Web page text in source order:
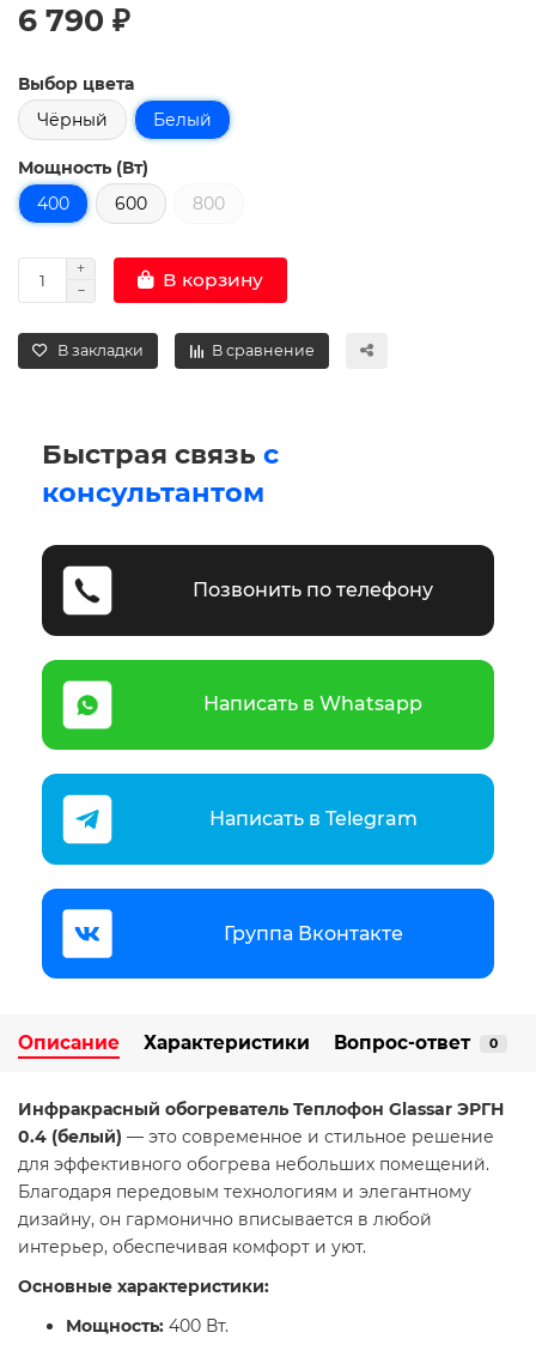
6 790 ₽
Выбор цвета
Чёрный
Белый
Мощность (Вт)
400
600 800
В корзину
В закладки В сравнение
Быстрая связь с
консультантом
Позвонить по телефону
Написать в Whatsapp
Написать в Telegram
Группа Вконтакте
Описание Характеристики Вопрос-ответ 0
Инфракрасный обогреватель Теплофон Glassar ЭРГН
0.4 (белый) — это современное и стильное решение
для эффективного обогрева небольших помещений.
Благодаря передовым технологиям и элегантному
дизайну, он гармонично вписывается в любой
интерьер, обеспечивая комфорт и уют.​
Основные характеристики:
Мощность: 400 Вт.